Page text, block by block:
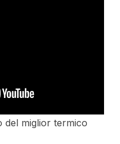
del miglior termico